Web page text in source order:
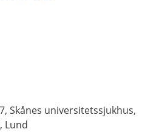
Skånes universitetssjukhus,
Lund